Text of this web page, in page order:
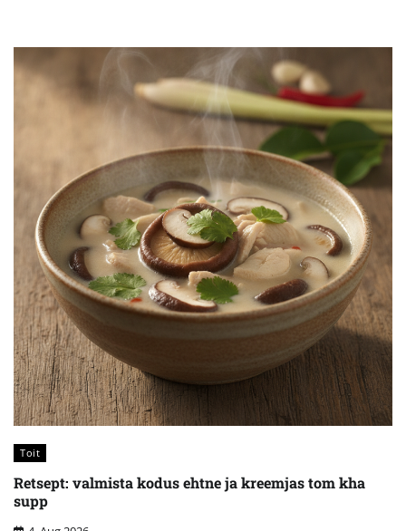
Toit
Retsept: valmista kodus ehtne ja kreemjas tom kha
supp